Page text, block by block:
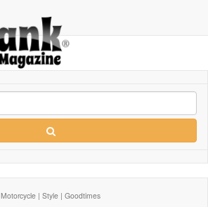
Motorcycle | Style | Goodtimes